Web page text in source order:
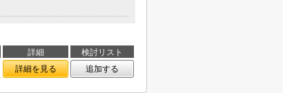
詳細
検討リスト
詳細を見る 追加する